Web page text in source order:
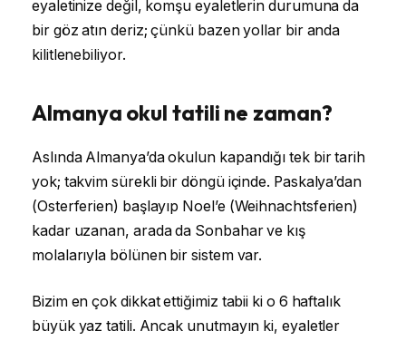
eyaletinize değil, komşu eyaletlerin durumuna da
bir göz atın deriz; çünkü bazen yollar bir anda
kilitlenebiliyor.
Almanya okul tatili ne zaman?
Aslında Almanya’da okulun kapandığı tek bir tarih
yok; takvim sürekli bir döngü içinde. Paskalya’dan
(Osterferien) başlayıp Noel’e (Weihnachtsferien)
kadar uzanan, arada da Sonbahar ve kış
molalarıyla bölünen bir sistem var.
Bizim en çok dikkat ettiğimiz tabii ki o 6 haftalık
büyük yaz tatili. Ancak unutmayın ki, eyaletler